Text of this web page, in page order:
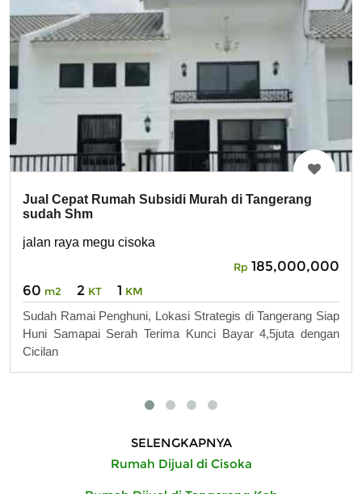
Jual Cepat Rumah Subsidi Murah di Tangerang
sudah Shm
jalan raya megu cisoka
Rp 185,000,000
60 m2 2 KT 1 KM
Sudah Ramai Penghuni, Lokasi Strategis di Tangerang Siap
Huni Samapai Serah Terima Kunci Bayar 4,5juta dengan
Cicilan
SELENGKAPNYA
Rumah Dijual di Cisoka